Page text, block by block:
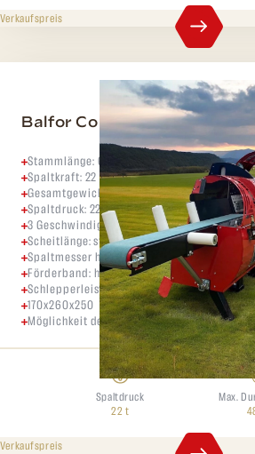
Verkaufspreis
Balfor Continetal 480
Stammlänge: 65 cm
Spaltkraft: 22 Tonnen
Gesamtgewicht: 1600 kg
Spaltdruck: 22to
3 Geschwindigkeiten – max. 3,6s pro
Scheitlänge: stufenlos bis zu 65cm
Spaltmesser hydraulisch verstellbar
Förderband: hydraulisch ausfahrbar auf
Schlepperleistung: ab 80PS
170x260x250
Möglichkeit der Lieferung eines
Spaltdruck
22 t
Max.
Verkaufspreis